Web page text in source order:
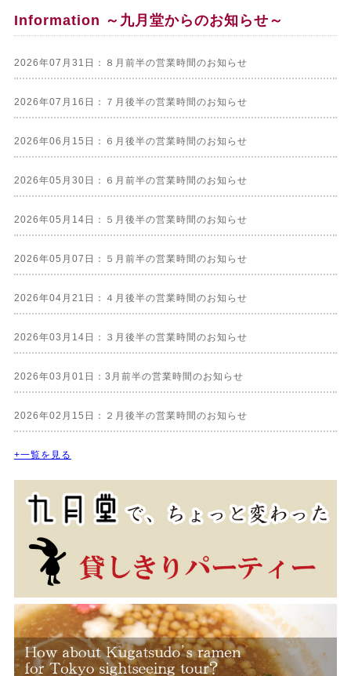
Information ～九月堂からのお知らせ～
2026年07月31日：８月前半の営業時間のお知らせ
2026年07月16日：７月後半の営業時間のお知らせ
2026年06月15日：６月後半の営業時間のお知らせ
2026年05月30日：６月前半の営業時間のお知らせ
2026年05月14日：５月後半の営業時間のお知らせ
2026年05月07日：５月前半の営業時間のお知らせ
2026年04月21日：４月後半の営業時間のお知らせ
2026年03月14日：３月後半の営業時間のお知らせ
2026年03月01日：3月前半の営業時間のお知らせ
2026年02月15日：２月後半の営業時間のお知らせ
+一覧を見る